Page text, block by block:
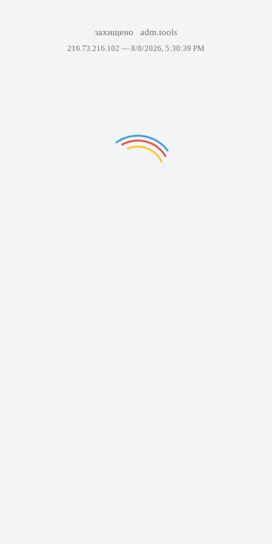
захищено adm.tools
216.73.216.102 — 8/8/2026, 5:30:39 PM